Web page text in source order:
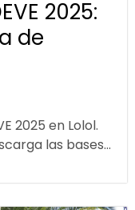
2025:
de
2025 en Lolol.
las bases...